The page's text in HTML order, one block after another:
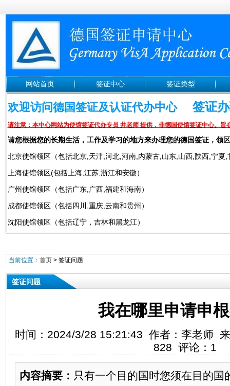
网站首页 签证中心 签证类型
欢迎访问德国签证及认证代办中心 签证
请注意：本中心网站为使馆签证代办专员 井老师 提供，非德国使馆签证中心。
请您根据您的长期生活，工作及学习的地方来办理您的德国签证，领
北京使馆领区（包括北京,天津,河北,河南,内蒙古,山东,山西,陕西,宁夏
上海使馆领区(包括上海,江苏,浙江和安徽）
广州使馆领区（包括广东,广西,福建和海南）
成都使馆领区（包括四川,重庆,云南和贵州）
沈阳使馆领区（包括辽宁，吉林和黑龙江）
当前位置： 首页> 签证问题
签证问题
我在哪里申请申
时间：2024/3/28 15:21:43 作者：李老师
828 评论：1
内容摘要： 只有一个目的国时您须在目的国